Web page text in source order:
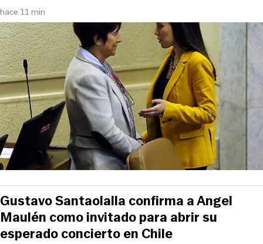
hace 11 min
Gustavo Santaolalla confirma a Angel
Maulén como invitado para abrir su
esperado concierto en Chile